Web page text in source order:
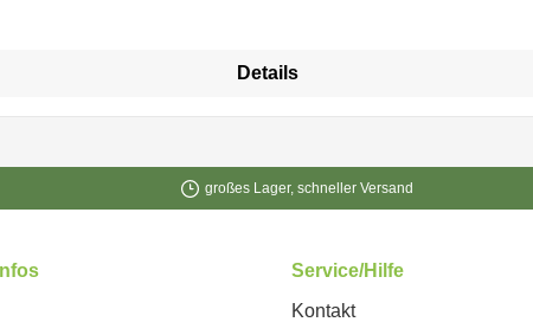
Details
großes Lager, schneller Versand
Service/Hilfe
Kontakt